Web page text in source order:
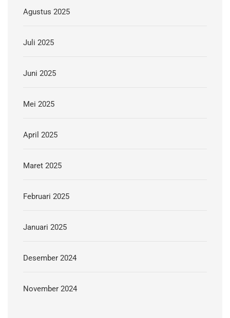
Agustus 2025
Juli 2025
Juni 2025
Mei 2025
April 2025
Maret 2025
Februari 2025
Januari 2025
Desember 2024
November 2024